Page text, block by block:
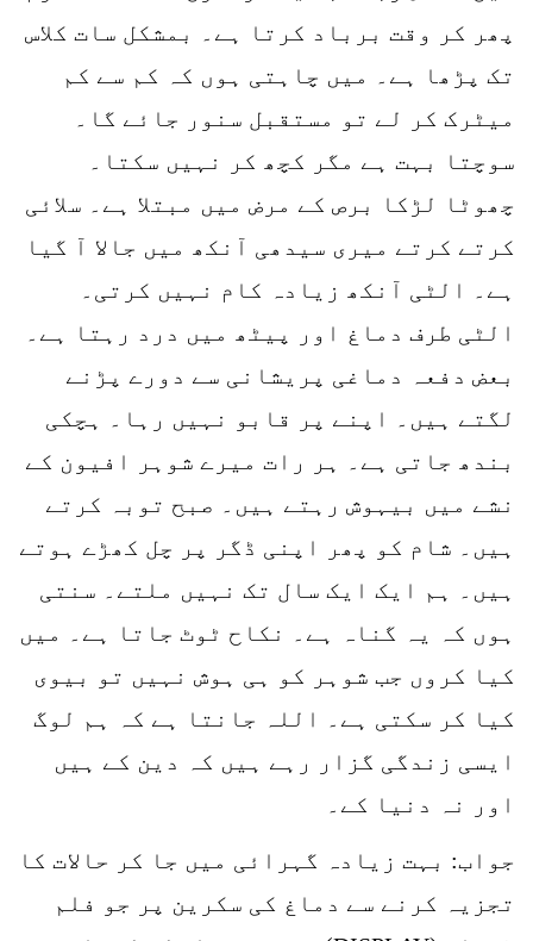
پھر کر وقت برباد کرتا ہے۔ بمشکل سات کلاس
تک پڑھا ہے۔ میں چاہتی ہوں کہ کم سے کم
میٹرک کر لے تو مستقبل سنور جائے گا۔
سوچتا بہت ہے مگر کچھ کر نہیں سکتا۔
چھوٹا لڑکا برص کے مرض میں مبتلا ہے۔ سلائی
کرتے کرتے میری سیدھی آنکھ میں جالا آ گیا
ہے۔ الٹی آنکھ زیادہ کام نہیں کرتی۔
الٹی طرف دماغ اور پیٹھ میں درد رہتا ہے۔
بعض دفعہ دماغی پریشانی سے دورے پڑنے
لگتے ہیں۔ اپنے پر قابو نہیں رہا۔ ہچکی
بندھ جاتی ہے۔ ہر رات میرے شوہر افیون کے
نشے میں بیہوش رہتے ہیں۔ صبح توبہ کرتے
ہیں۔ شام کو پھر اپنی ڈگر پر چل کھڑے ہوتے
ہیں۔ ہم ایک ایک سال تک نہیں ملتے۔ سنتی
ہوں کہ یہ گناہ ہے۔ نکاح ٹوٹ جاتا ہے۔ میں
کیا کروں جب شوہر کو ہی ہوش نہیں تو بیوی
کیا کر سکتی ہے۔ اللہ جانتا ہے کہ ہم لوگ
ایسی زندگی گزار رہے ہیں کہ دین کے ہیں
اور نہ دنیا کے۔
جواب: بہت زیادہ گہرائی میں جا کر حالات کا
تجزیہ کرنے سے دماغ کی سکرین پر جو فلم